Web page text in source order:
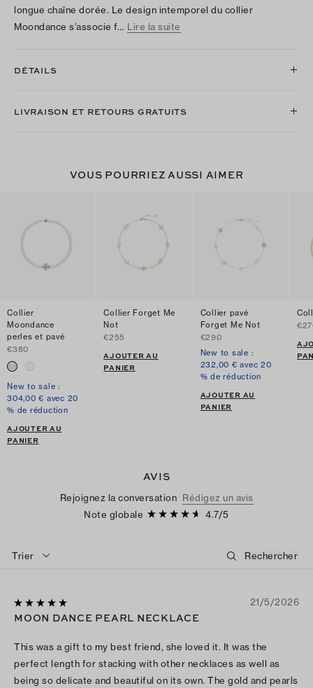
longue chaîne dorée. Le design intemporel du collier
Moondance s’associe f… Lire la suite
DÉTAILS
LIVRAISON ET RETOURS GRATUITS
VOUS POURRIEZ AUSSI AIMER
Collier
Moondance
perles et pavé
€380
New to sale :
304,00 € avec 20
% de réduction
AJOUTER AU
PANIER
Collier Forget Me
Not
€255
AJOUTER AU
PANIER
Collier pavé
Forget Me Not
€290
New to sale :
232,00 € avec 20
% de réduction
AJOUTER AU
PANIER
AVIS
Rejoignez la conversation Rédigez un avis
Note globale
4.7/5
Trier
21/5/2026
MOON DANCE PEARL NECKLACE
This was a gift to my best friend, she loved it. It was the
perfect length for stacking with other necklaces as well as
being so delicate and beautiful on its own. The gold and pearls